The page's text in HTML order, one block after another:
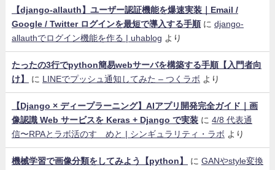
【django-allauth】ユーザー認証機能を爆速実装｜Email /
Google / Twitter ログインを最短で導入する手順 に django-
allauthでログイン機能を作る | uhablog より
たったの3行でpython簡易webサーバを構築する手順【入門者向
け】
に LINEでプッシュ通知してみた – つくラボ より
【Django × ディープラーニング】AIアプリ開発完全ガイド｜画
像認識 Web サービスを Keras + Django で実装 に 4/8 代表通
信〜RPAとラボ活のすゝめと | シンギュラリティ・ラボ より
機械学習で画像分類をしてみよう【python】 に GANやstyle変換